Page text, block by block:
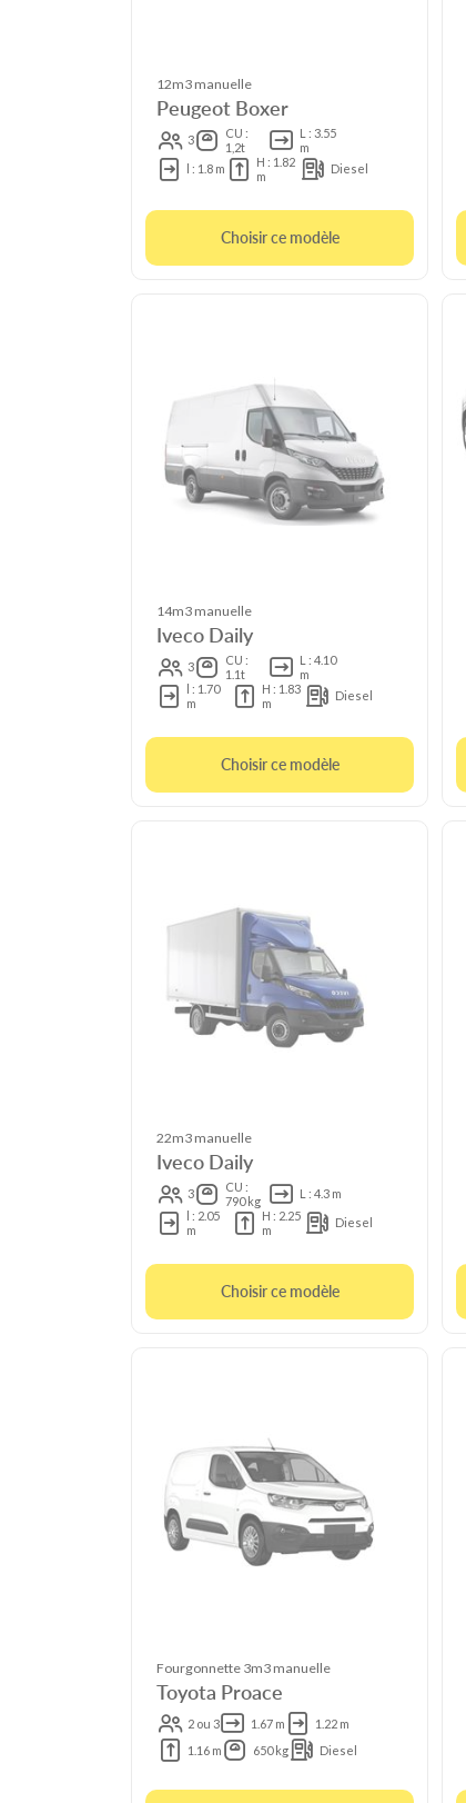
12m3 manuelle
Peugeot Boxer
3
CU :
1,2t
L : 3.55
m
l : 1.8 m
H : 1.82
m
Diesel
Choisir ce modèle
14m3 manuelle
Iveco Daily
3
CU :
1.1t
L : 4.10
m
l : 1.70
m
H : 1.83
m
Diesel
Choisir ce modèle
22m3 manuelle
Iveco Daily
3
CU :
790 kg
L : 4.3 m
l : 2.05
m
H : 2.25
m
Diesel
Choisir ce modèle
Fourgonnette 3m3 manuelle
Toyota Proace
2 ou 3 1.67 m
1.22 m
1.16 m
650 kg Diesel